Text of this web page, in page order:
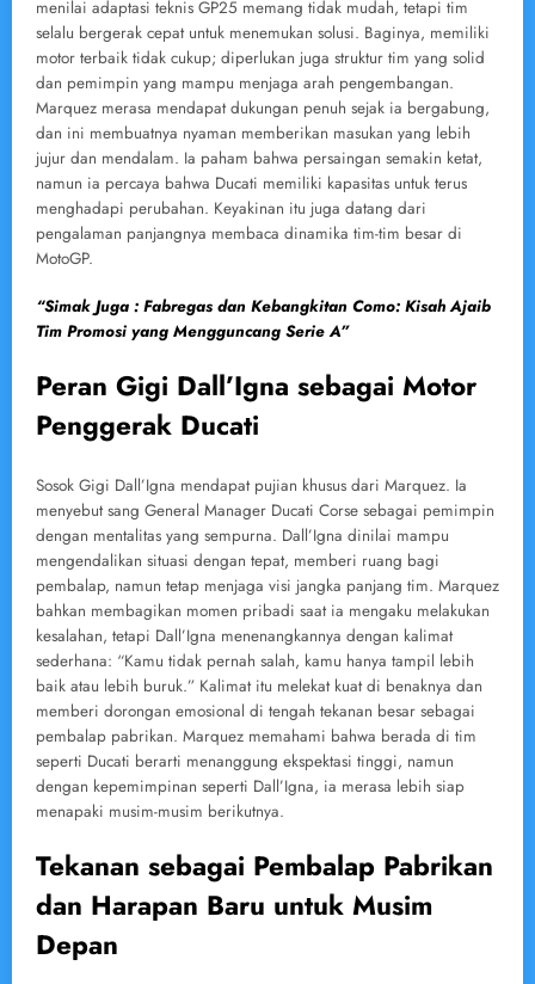
menilai adaptasi teknis GP25 memang tidak mudah, tetapi tim
selalu bergerak cepat untuk menemukan solusi. Baginya, memiliki
motor terbaik tidak cukup; diperlukan juga struktur tim yang solid
dan pemimpin yang mampu menjaga arah pengembangan.
Marquez merasa mendapat dukungan penuh sejak ia bergabung,
dan ini membuatnya nyaman memberikan masukan yang lebih
jujur dan mendalam. Ia paham bahwa persaingan semakin ketat,
namun ia percaya bahwa Ducati memiliki kapasitas untuk terus
menghadapi perubahan. Keyakinan itu juga datang dari
pengalaman panjangnya membaca dinamika tim-tim besar di
MotoGP.
“Simak Juga : Fabregas dan Kebangkitan Como: Kisah Ajaib
Tim Promosi yang Mengguncang Serie A”
Peran Gigi Dall’Igna sebagai Motor
Penggerak Ducati
Sosok Gigi Dall’Igna mendapat pujian khusus dari Marquez. Ia
menyebut sang General Manager Ducati Corse sebagai pemimpin
dengan mentalitas yang sempurna. Dall’Igna dinilai mampu
mengendalikan situasi dengan tepat, memberi ruang bagi
pembalap, namun tetap menjaga visi jangka panjang tim. Marquez
bahkan membagikan momen pribadi saat ia mengaku melakukan
kesalahan, tetapi Dall’Igna menenangkannya dengan kalimat
sederhana: “Kamu tidak pernah salah, kamu hanya tampil lebih
baik atau lebih buruk.” Kalimat itu melekat kuat di benaknya dan
memberi dorongan emosional di tengah tekanan besar sebagai
pembalap pabrikan. Marquez memahami bahwa berada di tim
seperti Ducati berarti menanggung ekspektasi tinggi, namun
dengan kepemimpinan seperti Dall’Igna, ia merasa lebih siap
menapaki musim-musim berikutnya.
Tekanan sebagai Pembalap Pabrikan
dan Harapan Baru untuk Musim
Depan